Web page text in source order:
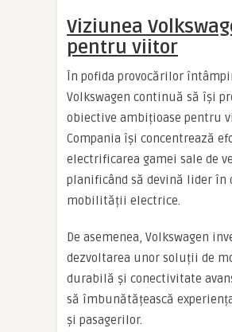
Viziunea
pentru viitor
În pofida provocărilor
Volkswagen continuă să își
obiective ambițioase pentru
Compania își concentrează
electrificarea gamei sale de
planificând să devină lider în
mobilității electrice.
De asemenea, Volkswagen
dezvoltarea unor soluții de
durabilă și conectivitate
să îmbunătățească
și pasagerilor.